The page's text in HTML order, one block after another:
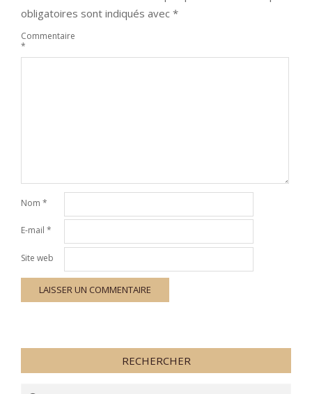
obligatoires sont indiqués avec *
Commentaire
*
Nom *
E-mail *
Site web
RECHERCHER
Search